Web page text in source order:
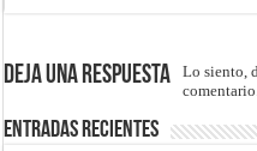
Deja una respuesta Lo siento,
Entradas recientes